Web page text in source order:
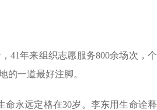
41年来组织志愿服务800余场次，个
的一道最好注脚。
命永远定格在30岁。李东用生命诠释